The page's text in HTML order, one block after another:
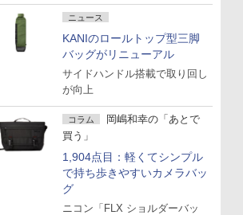
ニュース
KANIのロールトップ型三脚
バッグがリニューアル
サイドハンドル搭載で取り回し
が向上
コラム
岡嶋和幸の「あとで
買う」
1,904点目：軽くてシンプル
で持ち歩きやすいカメラバッ
グ
ニコン「FLX ショルダーバッ